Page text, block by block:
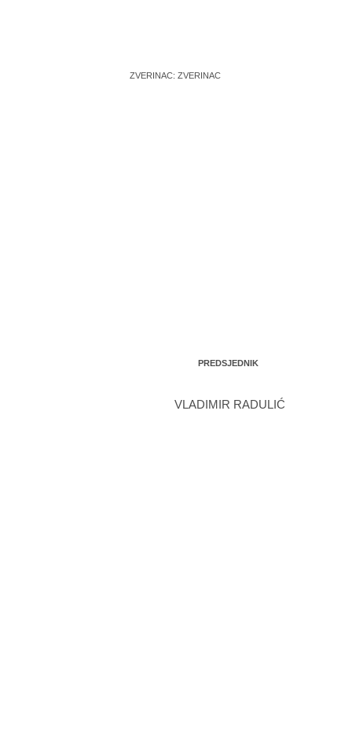
ZVERINAC: ZVERINAC
PREDSJEDNIK
VLADIMIR RADULIĆ